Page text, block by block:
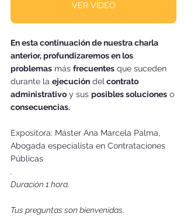
VER VÍDEO
En esta continuación de nuestra charla
anterior, profundizaremos en los
problemas más frecuentes que suceden
durante la ejecución del contrato
administrativo y sus posibles soluciones o
consecuencias.
Expositora: Máster Ana Marcela Palma,
Abogada especialista en Contrataciones
Públicas
.
Duración 1 hora.
Tus preguntas son bienvenidas.